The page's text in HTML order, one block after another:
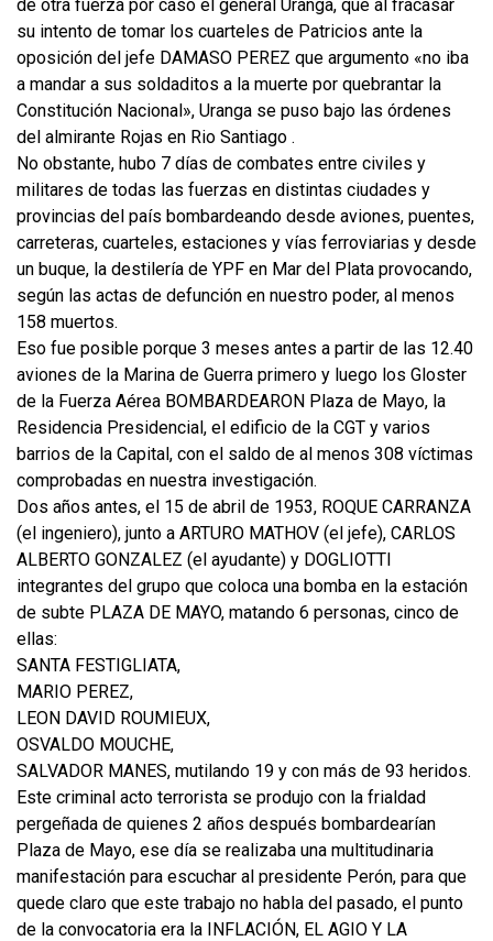
de otra fuerza por caso el general Uranga, que al fracasar
su intento de tomar los cuarteles de Patricios ante la
oposición del jefe DAMASO PEREZ que argumento «no iba
a mandar a sus soldaditos a la muerte por quebrantar la
Constitución Nacional», Uranga se puso bajo las órdenes
del almirante Rojas en Rio Santiago .
No obstante, hubo 7 días de combates entre civiles y
militares de todas las fuerzas en distintas ciudades y
provincias del país bombardeando desde aviones, puentes,
carreteras, cuarteles, estaciones y vías ferroviarias y desde
un buque, la destilería de YPF en Mar del Plata provocando,
según las actas de defunción en nuestro poder, al menos
158 muertos.
Eso fue posible porque 3 meses antes a partir de las 12.40
aviones de la Marina de Guerra primero y luego los Gloster
de la Fuerza Aérea BOMBARDEARON Plaza de Mayo, la
Residencia Presidencial, el edificio de la CGT y varios
barrios de la Capital, con el saldo de al menos 308 víctimas
comprobadas en nuestra investigación.
Dos años antes, el 15 de abril de 1953, ROQUE CARRANZA
(el ingeniero), junto a ARTURO MATHOV (el jefe), CARLOS
ALBERTO GONZALEZ (el ayudante) y DOGLIOTTI
integrantes del grupo que coloca una bomba en la estación
de subte PLAZA DE MAYO, matando 6 personas, cinco de
ellas:
SANTA FESTIGLIATA,
MARIO PEREZ,
LEON DAVID ROUMIEUX,
OSVALDO MOUCHE,
SALVADOR MANES, mutilando 19 y con más de 93 heridos.
Este criminal acto terrorista se produjo con la frialdad
pergeñada de quienes 2 años después bombardearían
Plaza de Mayo, ese día se realizaba una multitudinaria
manifestación para escuchar al presidente Perón, para que
quede claro que este trabajo no habla del pasado, el punto
de la convocatoria era la INFLACIÓN, EL AGIO Y LA